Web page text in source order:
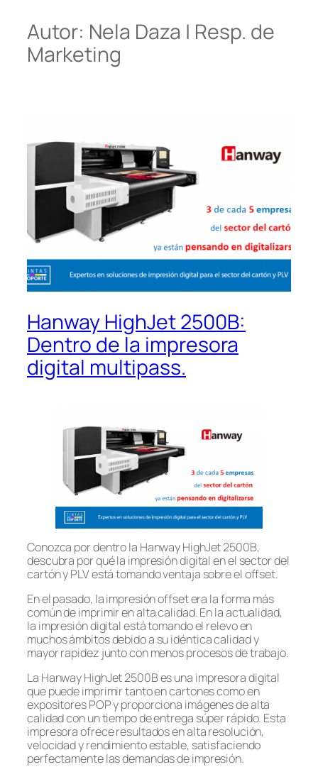
Autor: Nela Daza | Resp. de
Marketing
Hanway HighJet 2500B:
Dentro de la impresora
digital multipass.
Conozca por dentro la Hanway HighJet 2500B,
descubra por qué la impresión digital en el sector del
cartón y PLV está tomando ventaja sobre el offset.
En el pasado, la impresión offset era la forma más
común de imprimir en alta calidad. En la actualidad,
la impresión digital está tomando el relevo en
muchos ámbitos debido a su idéntica calidad y
mayor rapidez junto con menos procesos de trabajo.
La Hanway HighJet 2500B es una impresora digital
que puede imprimir tanto en cartones como en
expositores POP y proporciona imágenes de alta
calidad con un tiempo de entrega súper rápido. Esta
impresora ofrece resultados en alta resolución,
velocidad y rendimiento estable, satisfaciendo
perfectamente las demandas de impresión.